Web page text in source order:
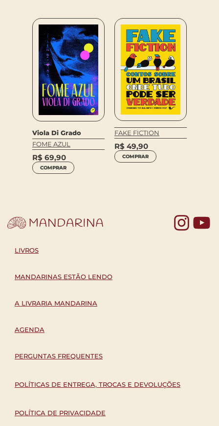
Viola Di Grado
FOME AZUL
R$ 69,90
COMPRAR
FAKE FICTION
R$ 49,90
COMPRAR
LIVROS
MANDARINAS ESTÃO LENDO
A LIVRARIA MANDARINA
AGENDA
PERGUNTAS FREQUENTES
POLÍTICAS DE ENTREGA, TROCAS E DEVOLUÇÕES
POLÍTICA DE PRIVACIDADE